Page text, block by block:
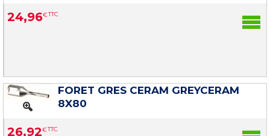
24,96€TTC
FORET GRES CERAM GREYCERAM
8X80
26,92€TTC